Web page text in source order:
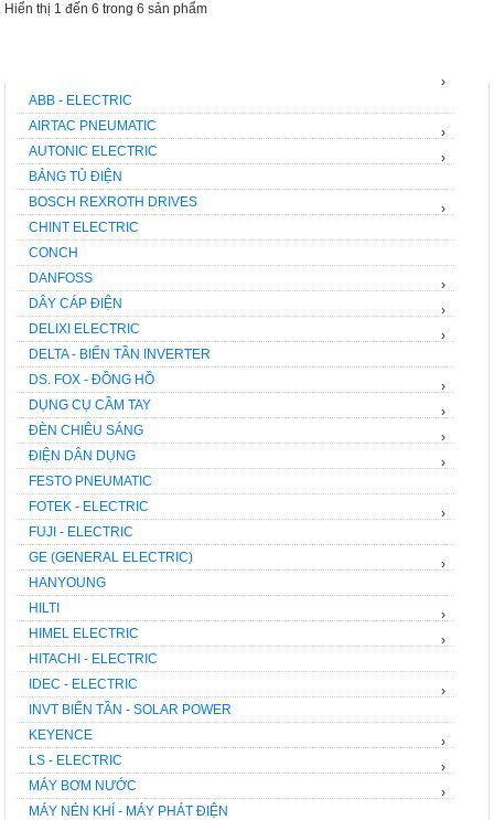
Hiển thị 1 đến 6 trong 6 sản phẩm
ABB - ELECTRIC
›
AIRTAC PNEUMATIC
AUTONIC ELECTRIC
›
BẢNG TỦ ĐIỆN
›
BOSCH REXROTH DRIVES
CHINT ELECTRIC
›
CONCH
DANFOSS
DÂY CÁP ĐIỆN
›
DELIXI ELECTRIC
›
DELTA - BIẾN TẦN INVERTER
›
DS. FOX - ĐỒNG HỒ
DỤNG CỤ CẦM TAY
›
ĐÈN CHIÊU SÁNG
›
ĐIỆN DÂN DỤNG
›
FESTO PNEUMATIC
›
FOTEK - ELECTRIC
FUJI - ELECTRIC
›
GE (GENERAL ELECTRIC)
HANYOUNG
›
HILTI
HIMEL ELECTRIC
›
HITACHI - ELECTRIC
›
IDEC - ELECTRIC
INVT BIẾN TẦN - SOLAR POWER
›
KEYENCE
LS - ELECTRIC
›
MÁY BƠM NƯỚC
›
MÁY NÉN KHÍ - MÁY PHÁT ĐIỆN
›